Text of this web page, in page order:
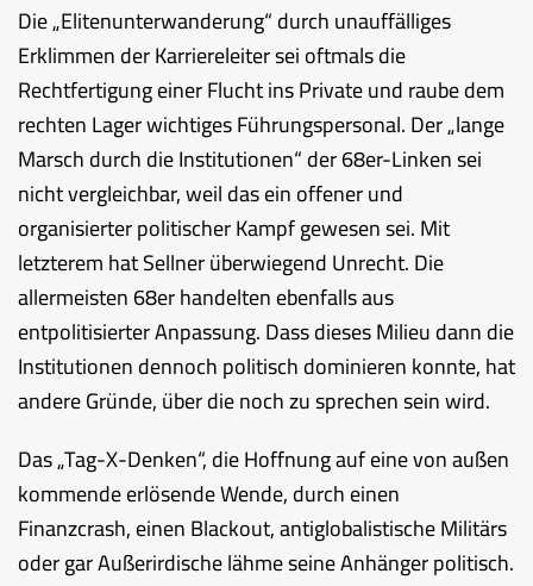
Die „Elitenunterwanderung“ durch unauffälliges
Erklimmen der Karriereleiter sei oftmals die
Rechtfertigung einer Flucht ins Private und raube dem
rechten Lager wichtiges Führungspersonal. Der „lange
Marsch durch die Institutionen“ der 68er-Linken sei
nicht vergleichbar, weil das ein offener und
organisierter politischer Kampf gewesen sei. Mit
letzterem hat Sellner überwiegend Unrecht. Die
allermeisten 68er handelten ebenfalls aus
entpolitisierter Anpassung. Dass dieses Milieu dann die
Institutionen dennoch politisch dominieren konnte, hat
andere Gründe, über die noch zu sprechen sein wird.
Das „Tag-X-Denken“, die Hoffnung auf eine von außen
kommende erlösende Wende, durch einen
Finanzcrash, einen Blackout, antiglobalistische Militärs
oder gar Außerirdische lähme seine Anhänger politisch.